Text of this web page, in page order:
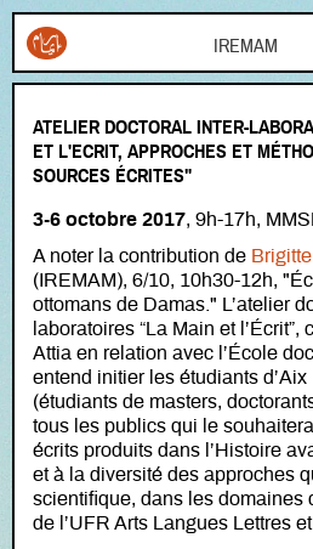
Aller
ATELIER DOCTORAL INTER-
ET L'ECRIT, APPROCHES ET
SOURCES ÉCRITES"
3-6 octobre 2017, 9h-17h,
A noter la contribution de
(IREMAM), 6/10, 10h30-12h,
ottomans de Damas."
L’atelier
laboratoires “La Main et
Attia en relation avec l’École
entend initier les étudiants
(étudiants de masters,
tous les publics qui le
écrits produits dans l’Histoire
et à la diversité des approches
scientifique, dans les domaines
de l’UFR Arts Langues Lettres